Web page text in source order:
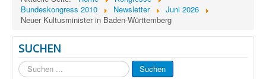
Bundeskongress 2010
Newsletter
Juni 2026
Neuer Kultusminister in Baden-Württemberg
SUCHEN
Suchen
...
Suchen